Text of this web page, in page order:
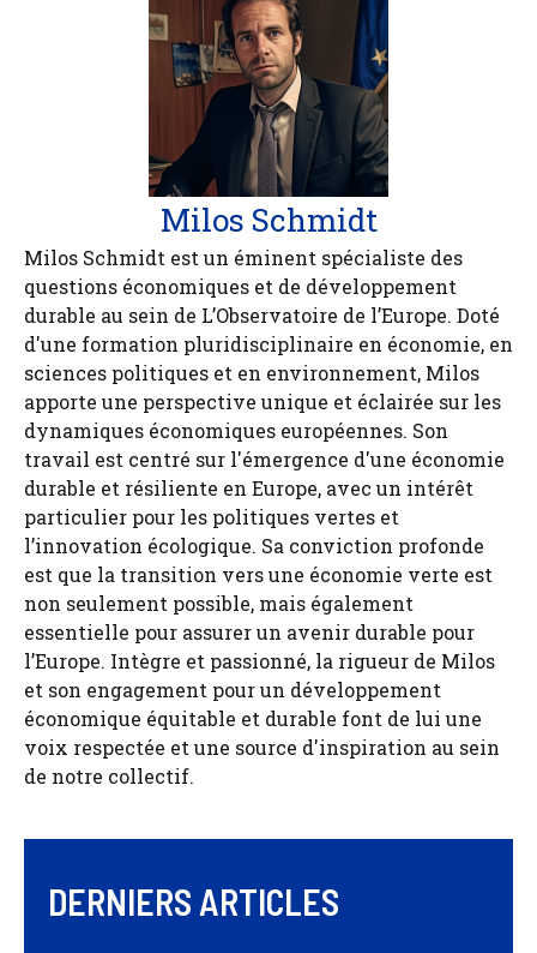
Milos Schmidt
Milos Schmidt est un éminent spécialiste des
questions économiques et de développement
durable au sein de L’Observatoire de l’Europe. Doté
d'une formation pluridisciplinaire en économie, en
sciences politiques et en environnement, Milos
apporte une perspective unique et éclairée sur les
dynamiques économiques européennes. Son
travail est centré sur l'émergence d'une économie
durable et résiliente en Europe, avec un intérêt
particulier pour les politiques vertes et
l’innovation écologique. Sa conviction profonde
est que la transition vers une économie verte est
non seulement possible, mais également
essentielle pour assurer un avenir durable pour
l’Europe. Intègre et passionné, la rigueur de Milos
et son engagement pour un développement
économique équitable et durable font de lui une
voix respectée et une source d'inspiration au sein
de notre collectif.
DERNIERS ARTICLES